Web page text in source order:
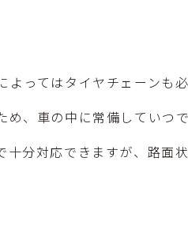
ってはタイヤチェーンも必
、車の中に常備していつ
分対応できますが、路面